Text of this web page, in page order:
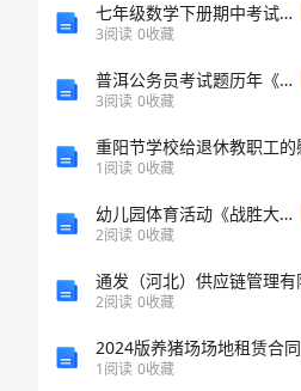
200
七年级数学下册期中考试题(可打印)
3阅读 0收藏
普洱公务员考试题历年《行测》真题及答案汇总第0114期
3阅读 0收藏
1阅读 0收藏
幼儿园体育活动《战胜大灰狼》的说课稿
2阅读 0收藏
2阅读 0收藏
2024版养猪场场地租赁合同
1阅读 0收藏